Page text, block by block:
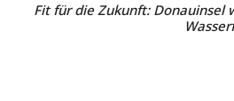
Fit für die Zukunft: Donauinsel